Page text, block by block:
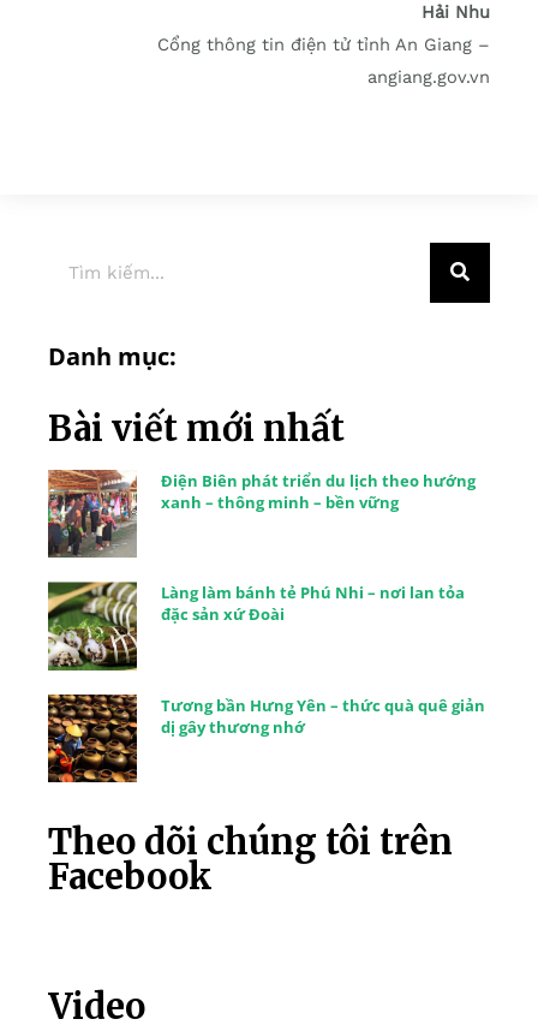
Hải Nhu
Cổng thông tin điện tử tỉnh An Giang –
angiang.gov.vn
Danh mục:
Bài viết mới nhất
Điện Biên phát triển du lịch theo hướng
xanh – thông minh – bền vững
Làng làm bánh tẻ Phú Nhi – nơi lan tỏa
đặc sản xứ Đoài
Tương bần Hưng Yên – thức quà quê giản
dị gây thương nhớ
Theo dõi chúng tôi trên
Facebook
Video